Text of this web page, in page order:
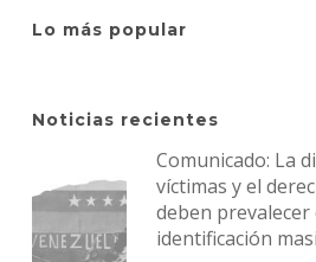
Lo más popular
Noticias recientes
Comunicado: La
víctimas y el
deben
identificación